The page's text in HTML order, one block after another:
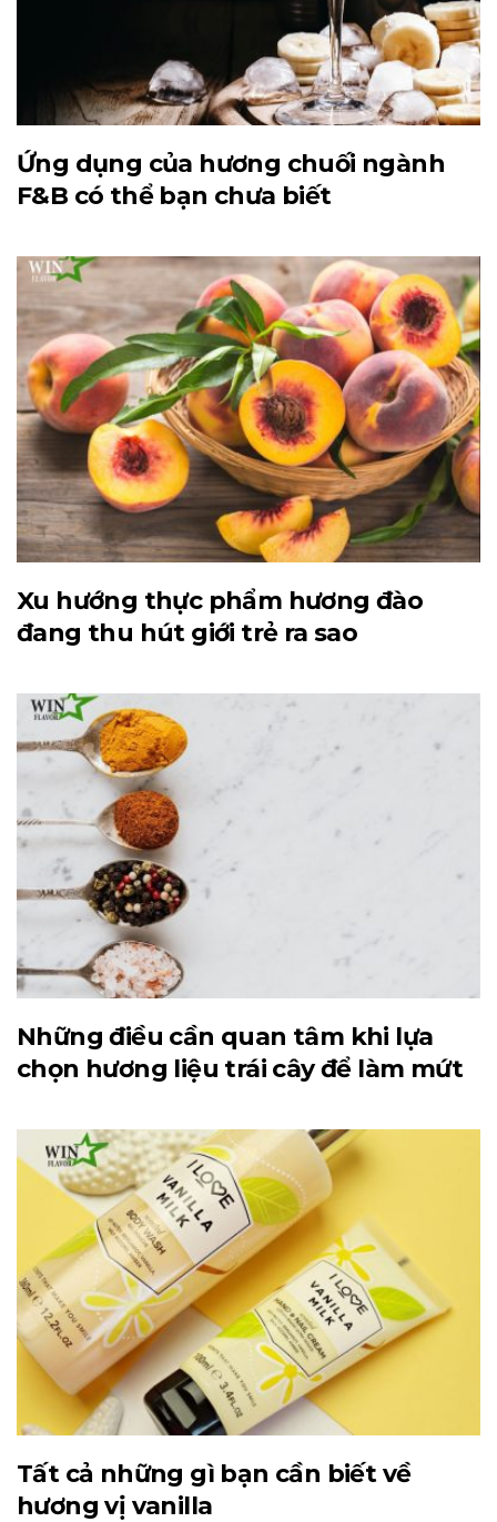
Ứng dụng của hương chuối ngành
F&B có thể bạn chưa biết
Xu hướng thực phẩm hương đào
đang thu hút giới trẻ ra sao
Những điều cần quan tâm khi lựa
chọn hương liệu trái cây để làm mứt
Tất cả những gì bạn cần biết về
hương vị vanilla